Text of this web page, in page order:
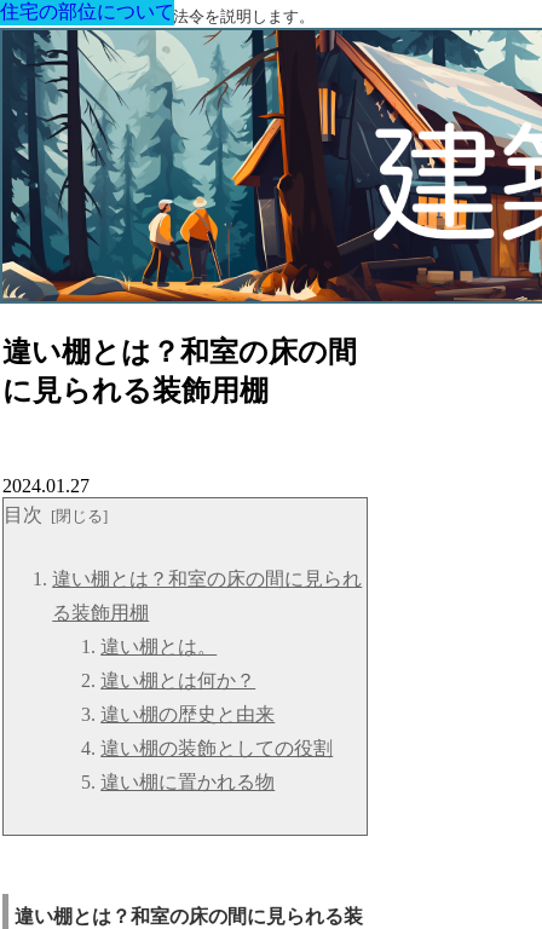
建築に関する用語と関連法令を説明します。
違い棚とは？和室の床の間
に見られる装飾用棚
住宅の部位について
2024.01.27
目次
違い棚とは？和室の床の間に見られ
る装飾用棚
違い棚とは。
違い棚とは何か？
違い棚の歴史と由来
違い棚の装飾としての役割
違い棚に置かれる物
違い棚とは？和室の床の間に見られる装
住宅の部位について
住宅の部位について
住宅の部位について
住宅の部位について
住宅の部位について
住宅の部位について